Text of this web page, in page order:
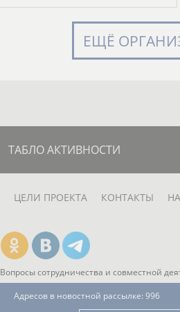
ЕЩЁ
ТАБЛО АКТИВНОСТИ
ЦЕЛИ ПРОЕКТА КОНТАКТЫ
Вопросы сотрудничества и совместной
Адресов в новостной рассылке: 996